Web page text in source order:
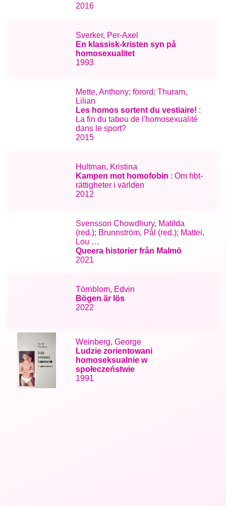
2016
Sverker, Per-Axel
En klassisk-kristen syn på
homosexualitet
1993
Mette, Anthony; förord: Thuram,
Lilian
Les homos sortent du vestiaire! :
La fin du tabou de l'homosexualité
dans le sport?
2015
Hultman, Kristina
Kampen mot homofobin : Om hbt-
rättigheter i världen
2012
Svensson Chowdhury, Matilda
(red.); Brunnström, Pål (red.); Mattei,
Lou …
Queera historier från Malmö
2021
Törnblom, Edvin
Bögen är lös
2022
Weinberg, George
Ludzie zorientowani
homoseksualnie w
społeczeństwie
1991